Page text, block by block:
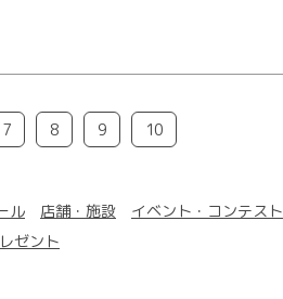
7 8 9 10
ル 店舗・施設
イベント・コンテスト
ゼント